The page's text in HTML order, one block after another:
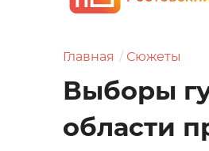
Главная Сюжеты
Выборы
области